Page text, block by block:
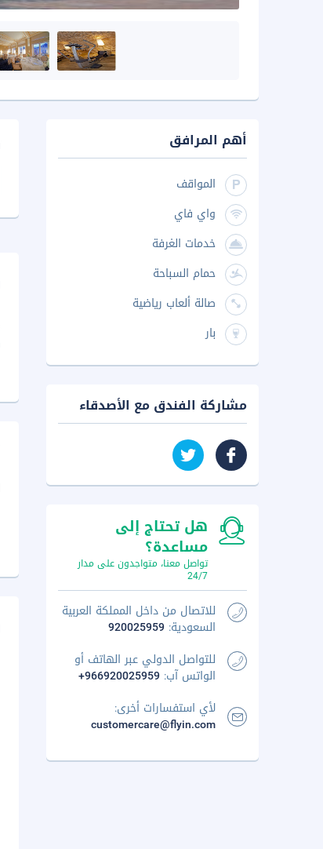
أهم المرافق
المواقف
واي فاي
خدمات الغرفة
حمام السباحة
صالة ألعاب رياضية
بار
مشاركة الفندق مع الأصدقاء
هل تحتاج إلى
مساعدة؟
تواصل معنا، متواجدون على مدار
24/7
للاتصال من داخل المملكة العربية
السعودية: 920025959
للتواصل الدولي عبر الهاتف أو
الواتس آب: +966920025959
لأي استفسارات أخرى:
customercare@flyin.com